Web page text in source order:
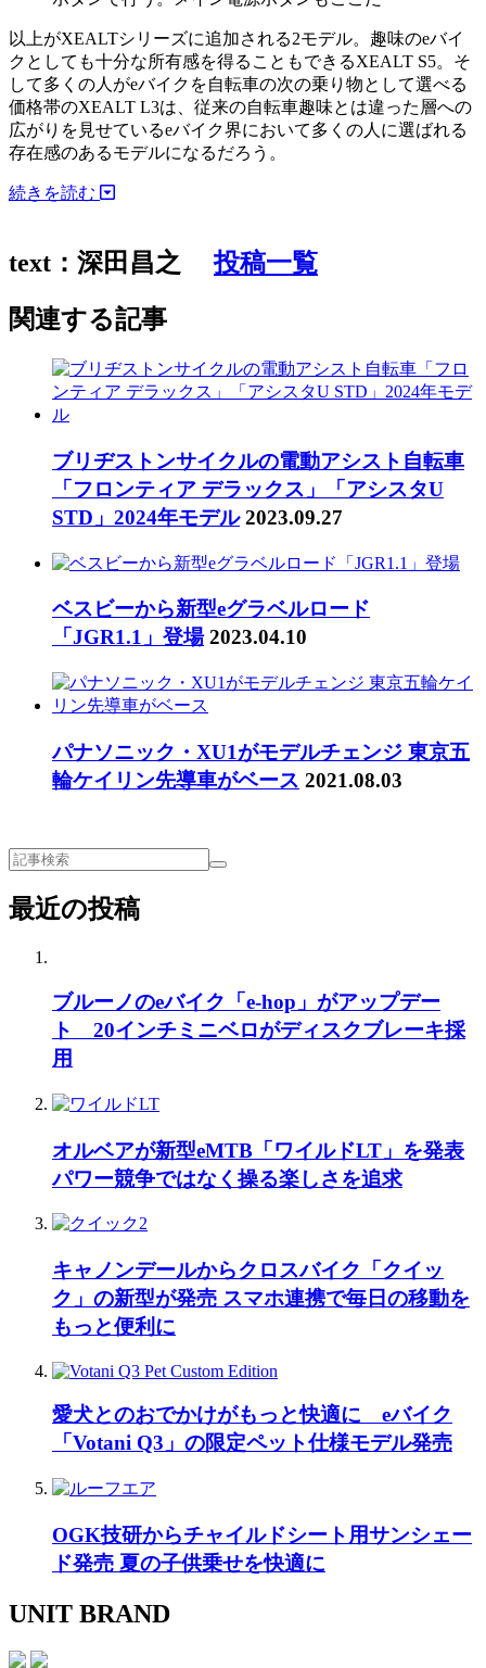
以上がXEALTシリーズに追加される2モデル。趣味のeバイ
クとしても十分な所有感を得ることもできるXEALT S5。そ
して多くの人がeバイクを自転車の次の乗り物として選べる
価格帯のXEALT L3は、従来の自転車趣味とは違った層への
広がりを見せているeバイク界において多くの人に選ばれる
存在感のあるモデルになるだろう。
続きを読む
text：深田昌之投稿一覧
関連する記事
ブリヂストンサイクルの電動アシスト自転車
「フロンティア デラックス」「アシスタU
STD」2024年モデル 2023.09.27
ベスビーから新型eグラベルロード
「JGR1.1」登場 2023.04.10
パナソニック・XU1がモデルチェンジ 東京五
輪ケイリン先導車がベース 2021.08.03
最近の投稿
ブルーノのeバイク「e-hop」がアップデー
ト 20インチミニベロがディスクブレーキ採
用
オルベアが新型eMTB「ワイルドLT」を発表
パワー競争ではなく操る楽しさを追求
キャノンデールからクロスバイク「クイッ
ク」の新型が発売 スマホ連携で毎日の移動を
もっと便利に
愛犬とのおでかけがもっと快適に eバイク
「Votani Q3」の限定ペット仕様モデル発売
OGK技研からチャイルドシート用サンシェー
ド発売 夏の子供乗せを快適に
UNIT BRAND